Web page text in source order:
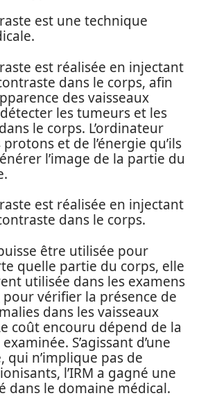
est une technique
est réalisée en injectant
dans le corps, afin
des vaisseaux
les tumeurs et les
le corps. L’ordinateur
et de l’énergie qu’ils
l’image de la partie du
est réalisée en injectant
dans le corps.
être utilisée pour
quelle partie du corps, elle
utilisée dans les examens
vérifier la présence de
dans les vaisseaux
coût encouru dépend de la
S’agissant d’une
qui n’implique pas de
l’IRM a gagné une
dans le domaine médical.